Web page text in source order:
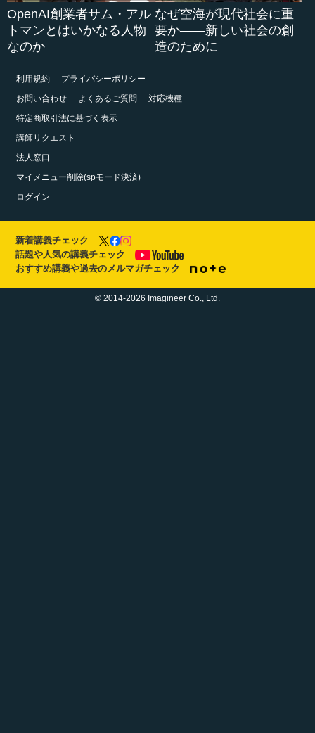
OpenAI創業者サム・アル
トマンとはいかなる人物
なのか
なぜ空海が現代社会に重
要か――新しい社会の創
造のために
利用規約
プライバシーポリシー
お問い合わせ
よくあるご質問
対応機種
特定商取引法に基づく表示
講師リクエスト
法人窓口
マイメニュー削除(spモード決済)
ログイン
新着講義チェック
話題や人気の講義チェック
おすすめ講義や過去のメルマガチェック
© 2014-2026 Imagineer Co., Ltd.